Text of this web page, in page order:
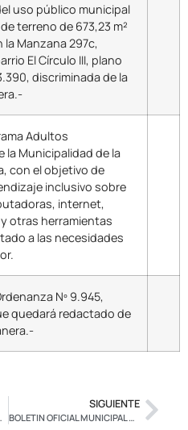
uso público municipal
terreno de 673,23 m²
Manzana 297c,
El Círculo III, plano
discriminada de la
Adultos
la Municipalidad de la
con el objetivo de
inclusivo sobre
internet,
otras herramientas
a las necesidades
Nº 9.945,
quedará redactado de
DIGITAL
SIGUIENTE
BOLETIN OFICIAL MUNICIPAL Nº 2.608 – CON FIRMA DIGITAL